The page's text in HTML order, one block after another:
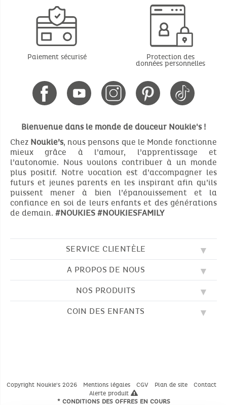
Paiement sécurisé Protection des
données personnelles
Bienvenue dans le monde de douceur Noukie's !
Chez Noukie’s, nous pensons que le Monde fonctionne
mieux grâce à l’amour, l’apprentissage et
l’autonomie. Nous voulons contribuer à un monde
plus positif. Notre vocation est d’accompagner les
futurs et jeunes parents en les inspirant afin qu’ils
puissent mener à bien l’épanouissement et la
confiance en soi de leurs enfants et des générations
de demain. #NOUKIES #NOUKIESFAMILY
SERVICE CLIENTÈLE
QUESTIONS FRÉQUENTES (FAQ)
CONTACTEZ-NOUS
CGV
A PROPOS DE NOUS
NOS VALEURS
NOTRE HISTOIRE
NOS PRODUITS
BRODERIE
COIN DES ENFANTS
Copyright Noukie's 2026 Mentions légales CGV Plan de site
Contact
Alerte produit
* CONDITIONS DES OFFRES EN COURS